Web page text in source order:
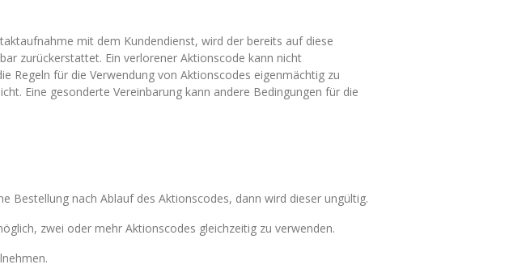
mit dem Kundendienst, wird der bereits auf diese
zurückerstattet. Ein verlorener Aktionscode kann nicht
Regeln für die Verwendung von Aktionscodes eigenmächtig zu
Eine gesonderte Vereinbarung kann andere Bedingungen für die
Bestellung nach Ablauf des Aktionscodes, dann wird dieser ungültig.
zwei oder mehr Aktionscodes gleichzeitig zu verwenden.